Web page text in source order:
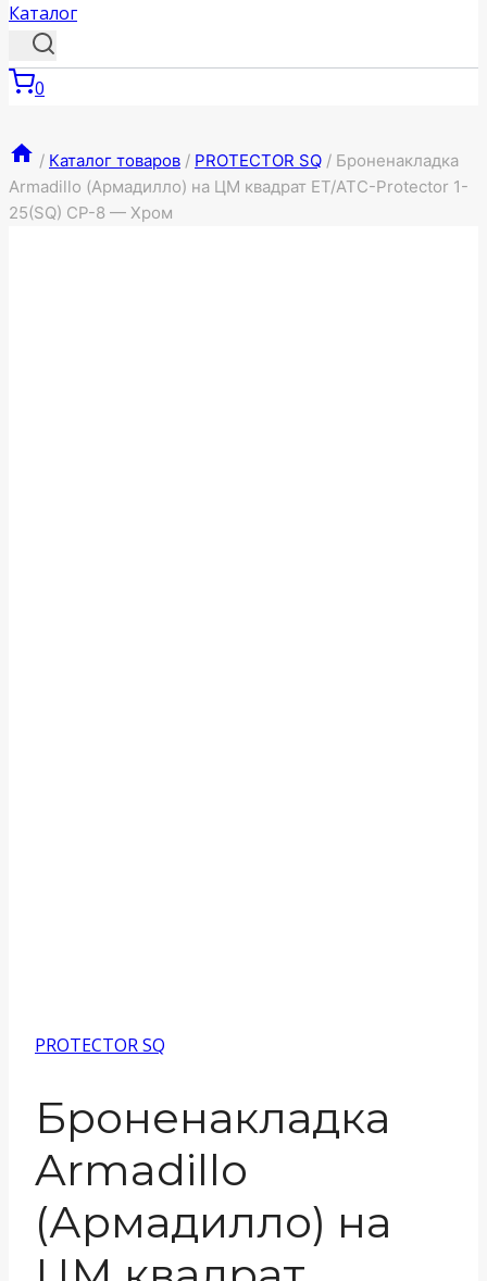
Каталог
0
/ Каталог товаров / PROTECTOR SQ / Броненакладка
Armadillo (Армадилло) на ЦМ квадрат ET/ATC-Protector 1-
25(SQ) CP-8 — Хром
PROTECTOR SQ
Броненакладка
Armadillo
(Армадилло) на